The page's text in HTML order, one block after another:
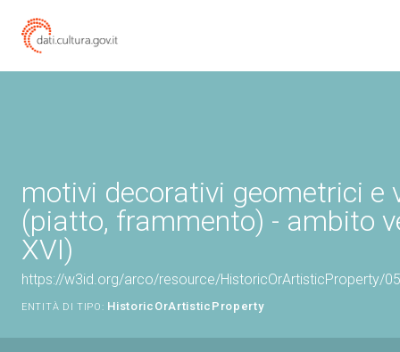
motivi decorativi geometrici e
(piatto, frammento) - ambito
XVI)
https://w3id.org/arco/resource/HistoricOrArtisticProperty/
ENTITÀ DI TIPO: HistoricOrArtisticProperty